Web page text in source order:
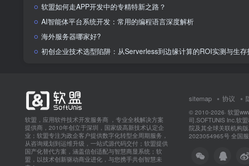
软盟如何走APP开发中的专精特新之路？
AI智能体平台系统开发：常用的编程语言深度解析
海外服务器哪家好?
初创企业技术选型陷阱：从Serverless到边缘计算的ROI实测与生存
软盟，应用软件技术开发服务商 ，专业全栈解决方案
提供商，2010年创立于深圳，国家级高新技术认定企
业；软盟专注为政企客户提供数字化转型全周期服务，
从咨询规划到运维升级，一站式源代码交付；软盟提供
国产化替代方案，涵盖信创适配与智慧商显系统；软
盟，以技术创新驱动商业进化，与您携手共创智慧未
sitemap 协议
© 2010-2026· 软盟
司.SOFTUNIS Inc.软
院及其全球关联机构
2023054965号全国